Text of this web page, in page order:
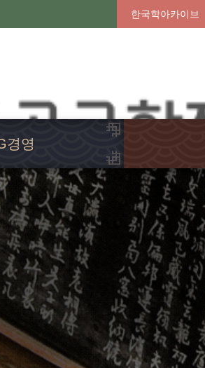
한국학아카이브
경영
경영
헌장
경영
공시